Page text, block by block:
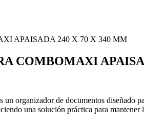
COMBOMAXI
organizador de documentos
una solución práctica para